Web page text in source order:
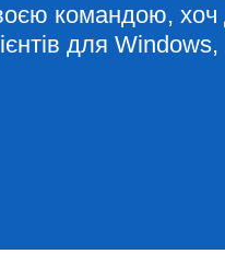
командою,
для Windows,